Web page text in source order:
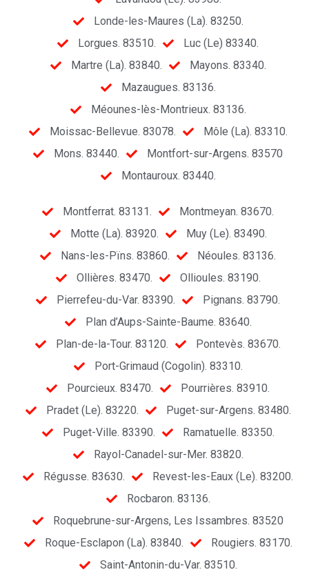
Londe-les-Maures (La). 83250.
Lorgues. 83510.
Luc (Le) 83340.
Martre (La). 83840.
Mayons. 83340.
Mazaugues. 83136.
Méounes-lès-Montrieux. 83136.
Moissac-Bellevue. 83078.
Môle (La). 83310.
Mons. 83440.
Montfort-sur-Argens. 83570
Montauroux. 83440.
Montferrat. 83131.
Montmeyan. 83670.
Motte (La). 83920.
Muy (Le). 83490.
Nans-les-Pïns. 83860.
Néoules. 83136.
Ollières. 83470.
Ollioules. 83190.
Pierrefeu-du-Var. 83390.
Pignans. 83790.
Plan d’Aups-Sainte-Baume. 83640.
Plan-de-la-Tour. 83120.
Pontevès. 83670.
Port-Grimaud (Cogolin). 83310.
Pourcieux. 83470.
Pourrières. 83910.
Pradet (Le). 83220.
Puget-sur-Argens. 83480.
Puget-Ville. 83390.
Ramatuelle. 83350.
Rayol-Canadel-sur-Mer. 83820.
Régusse. 83630.
Revest-les-Eaux (Le). 83200.
Rocbaron. 83136.
Roquebrune-sur-Argens, Les Issambres. 83520
Roque-Esclapon (La). 83840.
Rougiers. 83170.
Saint-Antonin-du-Var. 83510.